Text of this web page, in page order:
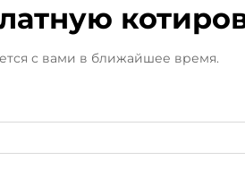
с вами в ближайшее время.